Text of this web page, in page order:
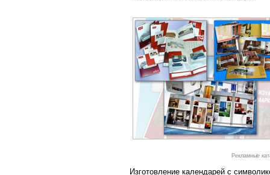
Рекламные
Изготовление календарей с